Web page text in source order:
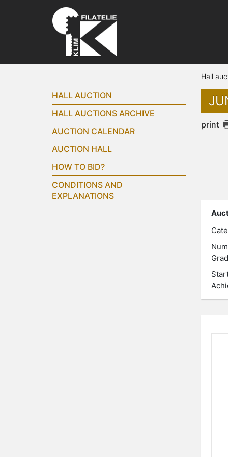
HALL AUCTION
HALL AUCTIONS ARCHIVE
AUCTION CALENDAR
AUCTION HALL
HOW TO BID?
CONDITIONS AND
EXPLANATIONS
Hall
print